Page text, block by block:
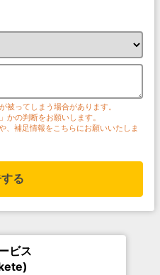
被ってしまう場合があります。
かの判断をお願いします。
、補足情報をこちらにお願いいたしま
る
ビス